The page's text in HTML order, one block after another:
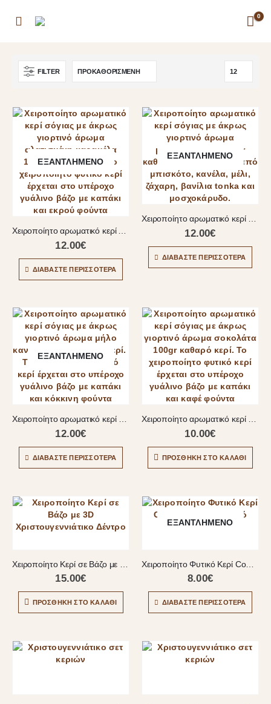
0
FILTER
ΕΞΑΝΤΛΗΜΈΝΟ
12.00€
ΔΙΑΒΆΣΤΕ ΠΕΡΙΣΣΌΤΕΡΑ
ΕΞΑΝΤΛΗΜΈΝΟ
12.00€
ΔΙΑΒΆΣΤΕ ΠΕΡΙΣΣΌΤΕΡΑ
ΕΞΑΝΤΛΗΜΈΝΟ
Χειροποίητο αρωματικό κερί μήλο κανέλα
12.00€
ΔΙΑΒΆΣΤΕ ΠΕΡΙΣΣΌΤΕΡΑ
Χειροποίητο αρωματικό κερί Σοκολάτα
10.00€
ΠΡΟΣΘΉΚΗ ΣΤΟ ΚΑΛΆΘΙ
15.00€
ΠΡΟΣΘΉΚΗ ΣΤΟ ΚΑΛΆΘΙ
ΕΞΑΝΤΛΗΜΈΝΟ
Χειροποίητο Φυτικό Κερί Cookies με Μεταλλικό Γούρι 26
8.00€
ΔΙΑΒΆΣΤΕ ΠΕΡΙΣΣΌΤΕΡΑ